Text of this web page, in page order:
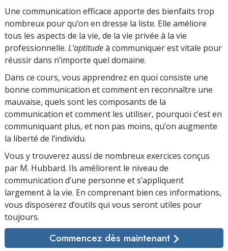
Une communication efficace apporte des bienfaits trop
nombreux pour qu’on en dresse la liste. Elle améliore
tous les aspects de la vie, de la vie privée à la vie
professionnelle. L’aptitudeà communiquer est vitale pour
réussir dans n’importe quel domaine.
Dans ce cours, vous apprendrez en quoi consiste une
bonne communication et comment en reconnaître une
mauvaise, quels sont les composants de la
communication et comment les utiliser, pourquoi c’est en
communiquant plus, et non pas moins, qu’on augmente
la liberté de l’individu.
Vous y trouverez aussi de nombreux exercices conçus
par M. Hubbard. Ils améliorent le niveau de
communication d’une personne et s’appliquent
largement à la vie. En comprenant bien ces informations,
vous disposerez d’outils qui vous seront utiles pour
toujours.
Commencez dès maintenant